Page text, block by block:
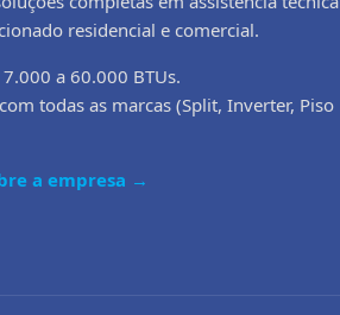
residencial e comercial.
7.000 a 60.000 BTUs.
todas as marcas (Split, Inverter, Piso
a empresa →